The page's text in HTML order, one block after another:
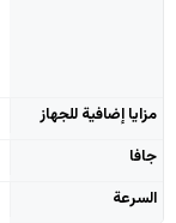
مزايا إضافية للجهاز
جافا
السرعة